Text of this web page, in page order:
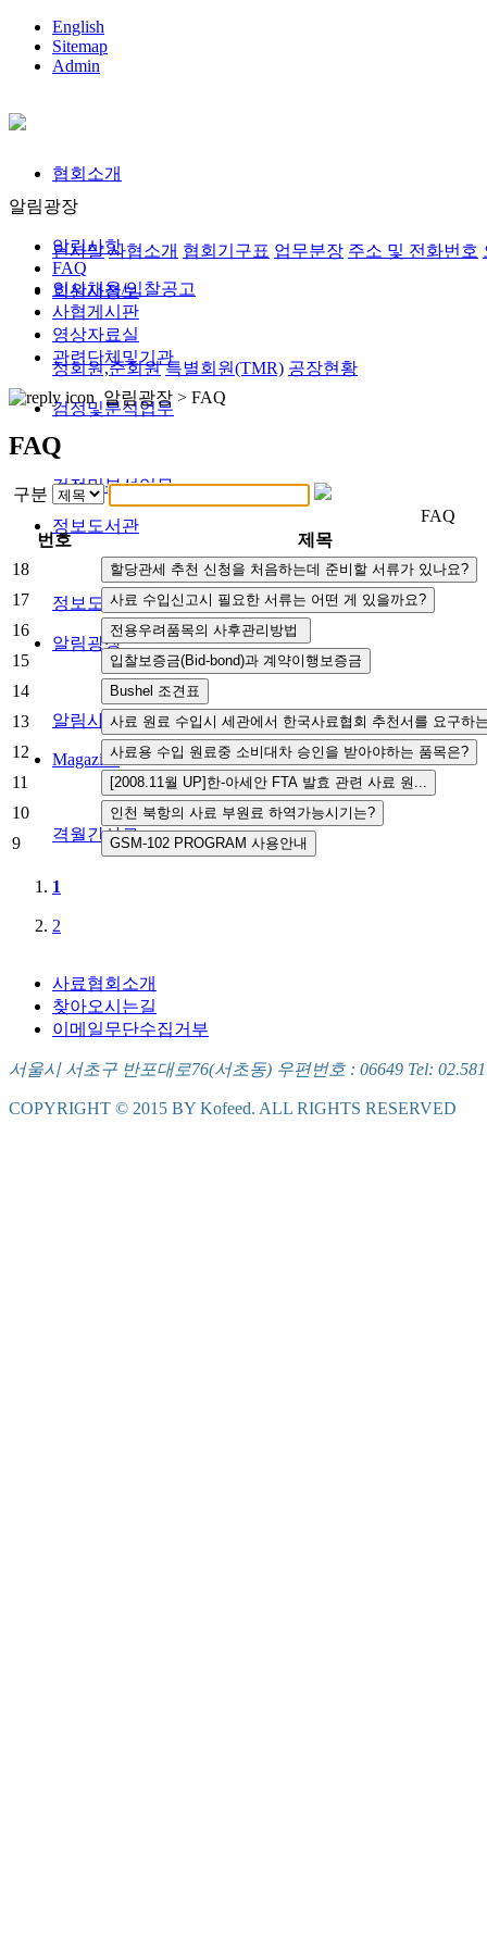
English
Sitemap
Admin
협회소개
인사말 사협소개 협회기구표 업무분장 주소 및 전화번호
회원사정보
정회원,준회원 특별회원(TMR) 공장현황
검정및분석업무
검정및분석업무
정보도서관
정보도서관
알림광장
알림사항 FAQ 인사채용/입찰공고 사협게시판 영상자료
Magazine
격월간사료
알림광장
알림사항
FAQ
인사채용/입찰공고
사협게시판
영상자료실
관련단체및기관
알림광장 > FAQ
FAQ
구분
FAQ
번호
제목
18
17
16
15
14
13
12
11
10
9
1
2
사료협회소개
찾아오시는길
이메일무단수집거부
서울시 서초구 반포대로76(서초동) 우편번호 : 06649 Tel:
COPYRIGHT © 2015 BY Kofeed. ALL RIGHTS RESERVED